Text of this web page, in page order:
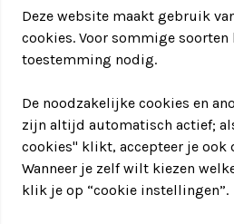
Deze website maakt gebruik
cookies. Voor sommige soorten
toestemming nodig.
De noodzakelijke cookies en
zijn altijd automatisch actief;
cookies" klikt, accepteer je ook
Wanneer je zelf wilt kiezen
klik je op “cookie instellingen”.